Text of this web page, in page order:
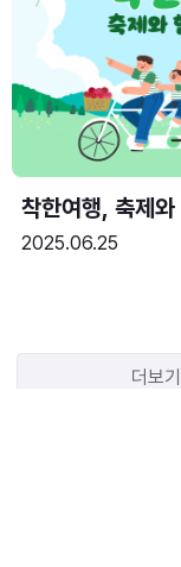
착한여행, 축제와
2025.06.25
더보